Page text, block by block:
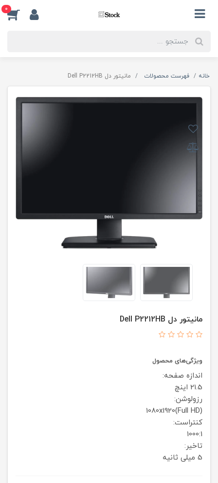
0
خانه فهرست محصولات مانیتور دل Dell P2212HB
مانیتور دل Dell P2212HB
ویژگی‌های محصول
اندازه صفحه:
21.5 اینچ
رزولوشن:
1080x1920(Full HD)
کنتراست:
1000:1
تاخیر:
5 میلی ثانیه